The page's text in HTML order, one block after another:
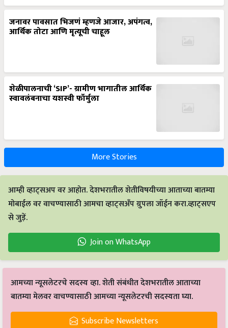
जनावर पावसात भिजणं म्हणजे आजार, अपंगत्व,
आर्थिक तोटा आणि मृत्यूची चाहूल
शेळीपालनाची ‘SIP’- ग्रामीण भागातील आर्थिक
स्वावलंबनाचा यशस्वी फॉर्मुला
More Stories
आम्ही व्हाट्सअप वर आहोत. देशभरातील शेतीविषयीच्या आताच्या बातम्या
मोबाईल वर वाचण्यासाठी आमचा व्हाट्सअँप ग्रुपला जॉईन करा.व्हाट्सएप
से जुड़ें.
Join on WhatsApp
आमच्या न्यूसलेटरचे सदस्य व्हा. शेती संबंधीत देशभरातील आताच्या
बातम्या मेलवर वाचण्यासाठी आमच्या न्यूसलेटरची सदस्यता घ्या.
Subscribe Newsletters